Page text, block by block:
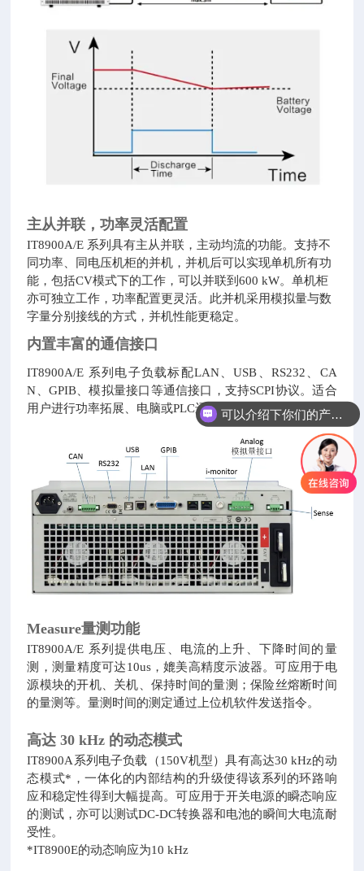
主从并联，功率灵活配置
IT8900A/E 系列具有主从并联，主动均流的功能。支持不
同功率、同电压机柜的并机，并机后可以实现单机所有功
能，包括CV模式下的工作，可以并联到600 kW。单机柜
亦可独立工作，功率配置更灵活。此并机采用模拟量与数
字量分别接线的方式，并机性能更稳定。
内置丰富的通信接口
IT8900A/E 系列电子负载标配LAN、USB、RS232、CA
N、GPIB、模拟量接口等通信接口，支持SCPI协议。适合
用户进行功率拓展、电脑或PLC远程控制、系统搭建等。
Measure量测功能
IT8900A/E 系列提供电压、电流的上升、下降时间的量
测，测量精度可达10us，媲美高精度示波器。可应用于电
源模块的开机、关机、保持时间的量测；保险丝熔断时间
的量测等。量测时间的测定通过上位机软件发送指令。
高达 30 kHz 的动态模式
IT8900A系列电子负载（150V机型）具有高达30 kHz的动
态模式*，一体化的内部结构的升级使得该系列的环路响
应和稳定性得到大幅提高。可应用于开关电源的瞬态响应
的测试，亦可以测试DC-DC转换器和电池的瞬间大电流耐
受性。
*IT8900E的动态响应为10 kHz
你们是怎么收费的呢